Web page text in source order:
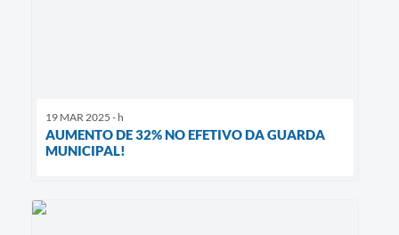
19 MAR 2025 - h
AUMENTO DE 32% NO EFETIVO DA GUARDA
MUNICIPAL!